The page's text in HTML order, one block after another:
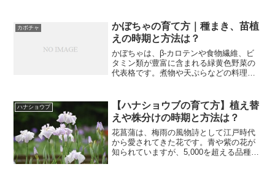
ング初心者でも安心して栽...
カボチャ
かぼちゃの育て方｜種まき、苗植
えの時期と方法は？
かぼちゃは、β-カロテンや食物繊維、ビ
タミン類が豊富に含まれる緑黄色野菜の
代表格です。煮物や天ぷらなどの料理だ
ています。今回は、そんなかぼちゃの栽
培について、育て方のポ...
ハナショウブ
【ハナショウブの育て方】植え替
えや株分けの時期と方法は？
花菖蒲は、梅雨の風物詩として江戸時代
から愛されてきた花です。青や紫の花が
知られていますが、5,000を超える品種が